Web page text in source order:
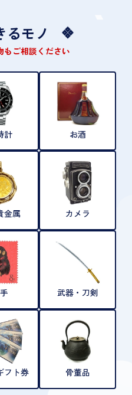
るモノ
ご相談ください
計 お酒
金属 カメラ
武器・刀剣
フト券 骨董品